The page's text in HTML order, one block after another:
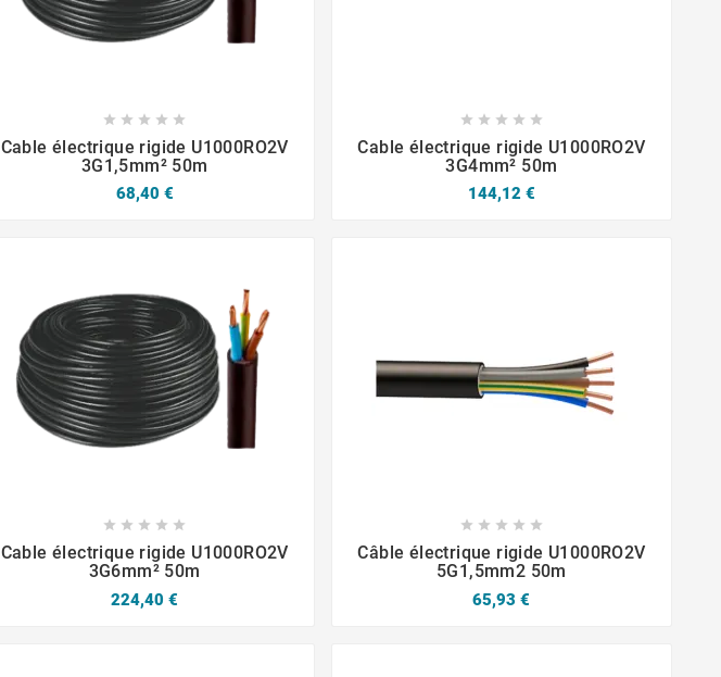
    
Cable électrique rigide U1000RO2V
3G1,5mm² 50m
68,40 €
    
Cable électrique rigide U1000RO2V
3G4mm² 50m
144,12 €
    
Cable électrique rigide U1000RO2V
3G6mm² 50m
224,40 €
    
Câble électrique rigide U1000RO2V
5G1,5mm2 50m
65,93 €